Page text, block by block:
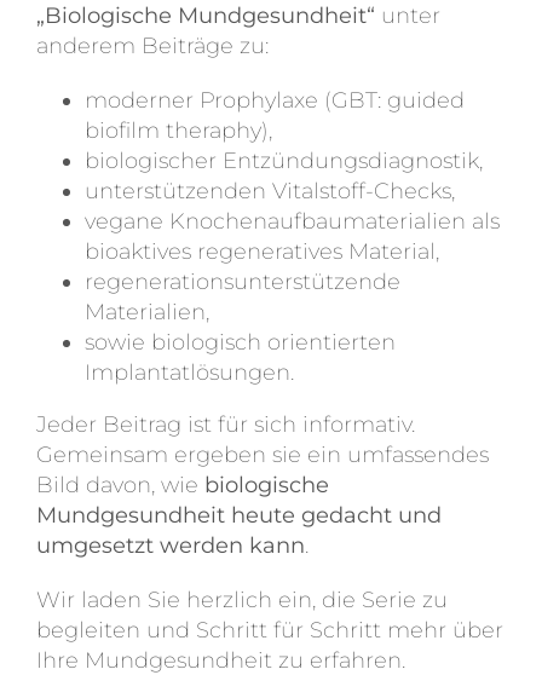
„Biologische Mundgesundheit“ unter
anderem Beiträge zu:
moderner Prophylaxe (GBT: guided
biofilm theraphy),
biologischer Entzündungsdiagnostik,
unterstützenden Vitalstoff-Checks,
vegane Knochenaufbaumaterialien als
bioaktives regeneratives Material,
regenerationsunterstützende
Materialien,
sowie biologisch orientierten
Implantatlösungen.
Jeder Beitrag ist für sich informativ.
Gemeinsam ergeben sie ein umfassendes
Bild davon, wie biologische
Mundgesundheit heute gedacht und
umgesetzt werden kann.
Wir laden Sie herzlich ein, die Serie zu
begleiten und Schritt für Schritt mehr über
Ihre Mundgesundheit zu erfahren.